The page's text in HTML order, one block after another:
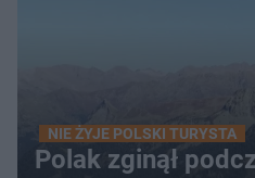
NIE ŻYJE POLSKI TURYSTA
Polak zginął